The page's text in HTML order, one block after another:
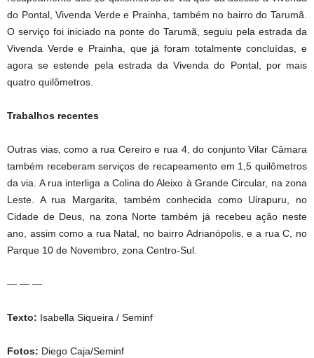
do Pontal, Vivenda Verde e Prainha, também no bairro do Tarumã.
O serviço foi iniciado na ponte do Tarumã, seguiu pela estrada da
Vivenda Verde e Prainha, que já foram totalmente concluídas, e
agora se estende pela estrada da Vivenda do Pontal, por mais
quatro quilômetros.
Trabalhos recentes
Outras vias, como a rua Cereiro e rua 4, do conjunto Vilar Câmara
também receberam serviços de recapeamento em 1,5 quilômetros
da via. A rua interliga a Colina do Aleixo à Grande Circular, na zona
Leste. A rua Margarita, também conhecida como Uirapuru, no
Cidade de Deus, na zona Norte também já recebeu ação neste
ano, assim como a rua Natal, no bairro Adrianópolis, e a rua C, no
Parque 10 de Novembro, zona Centro-Sul.
— — —
Texto: Isabella Siqueira / Seminf
Fotos: Diego Caja/Seminf